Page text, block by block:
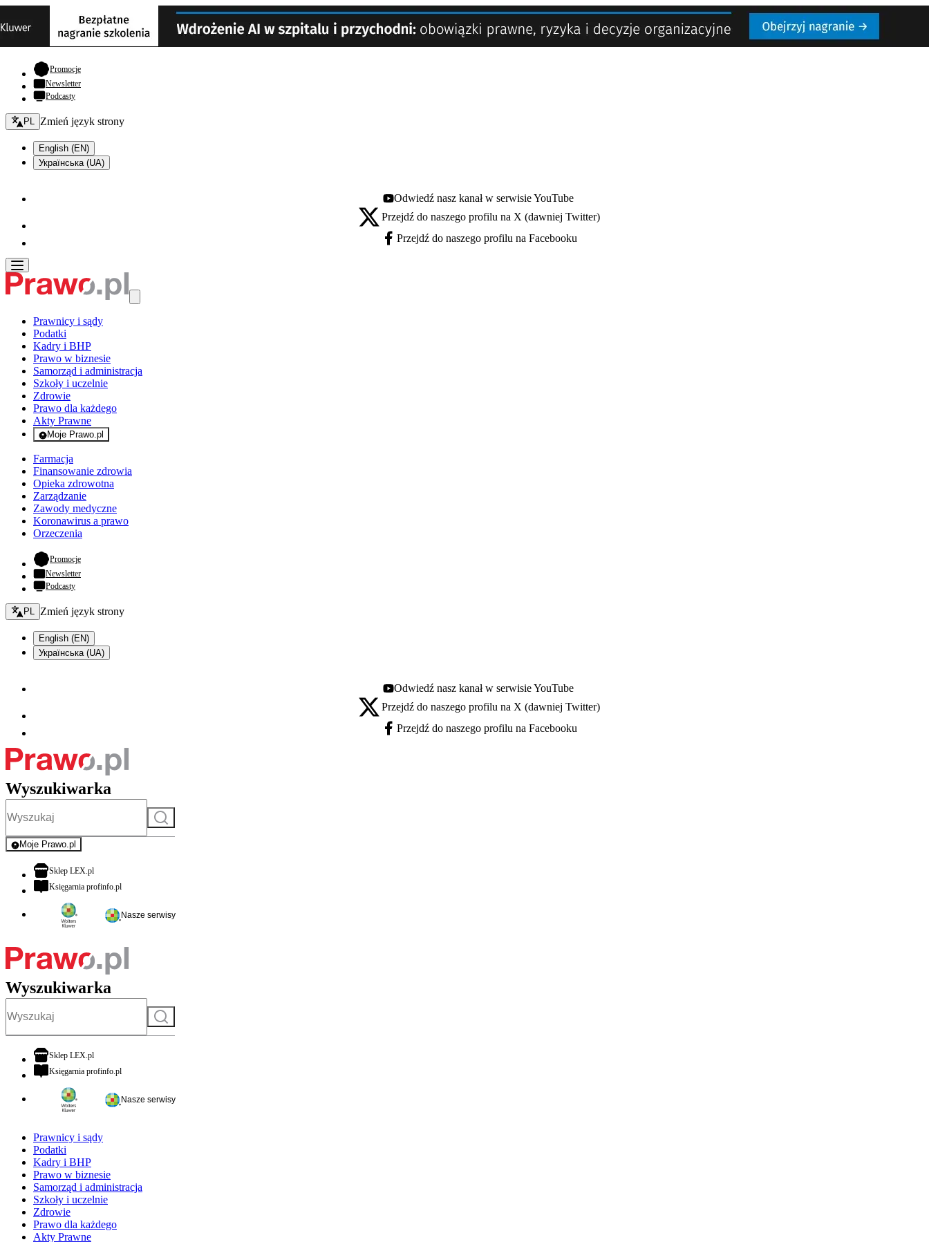
Promocje- otwiera się w nowej karcie
Newsletter
Podcasty
Zmień język - bieżący:
PL Zmień język strony
English (EN)
Українська (UA)
Youtube - otwiera się w nowej karcie
Odwiedź nasz kanał w serwisie YouTube
X - otwiera się w nowej karcie
Przejdź do naszego profilu na X (dawniej Twitter)
Facebook - otwiera się w nowej karcie
Przejdź do naszego profilu na Facebooku
Prawnicy i sądy
Podatki
Kadry i BHP
Prawo w biznesie
Samorząd i administracja
Szkoły i uczelnie
Zdrowie
Prawo dla każdego
Akty Prawne
Moje Prawo.pl
- rejestracja i logowanie do serwisu
Farmacja
Finansowanie zdrowia
Opieka zdrowotna
Zarządzanie
Zawody medyczne
Koronawirus a prawo
Orzeczenia
Promocje- otwiera się w nowej karcie
Newsletter
Podcasty
Zmień język - bieżący:
PL Zmień język strony
English (EN)
Українська (UA)
Youtube - otwiera się w nowej karcie
Odwiedź nasz kanał w serwisie YouTube
X - otwiera się w nowej karcie
Przejdź do naszego profilu na X (dawniej Twitter)
Facebook - otwiera się w nowej karcie
Przejdź do naszego profilu na Facebooku
Wyszukiwarka
Szukaj
Moje Prawo.pl
- rejestracja i logowanie do serwisu
Sklep LEX.plotwiera się w nowej karcie
Księgarnia profinfo.plotwiera się w nowej karcie
Nasze serwisy
Wyszukiwarka
Szukaj
Sklep LEX.plotwiera się w nowej karcie
Księgarnia profinfo.plotwiera się w nowej karcie
Nasze serwisy
Prawnicy i sądy
Podatki
Kadry i BHP
Prawo w biznesie
Samorząd i administracja
Szkoły i uczelnie
Zdrowie
Prawo dla każdego
Akty Prawne